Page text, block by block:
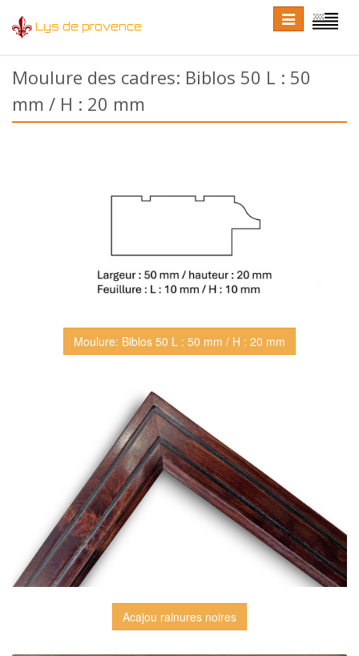
Lys de provence
Toggle
language
Toggle
navigation
Moulure des cadres: Biblos 50 L : 50
mm / H : 20 mm
Moulure: Biblos 50 L : 50 mm / H : 20 mm
Acajou rainures noires